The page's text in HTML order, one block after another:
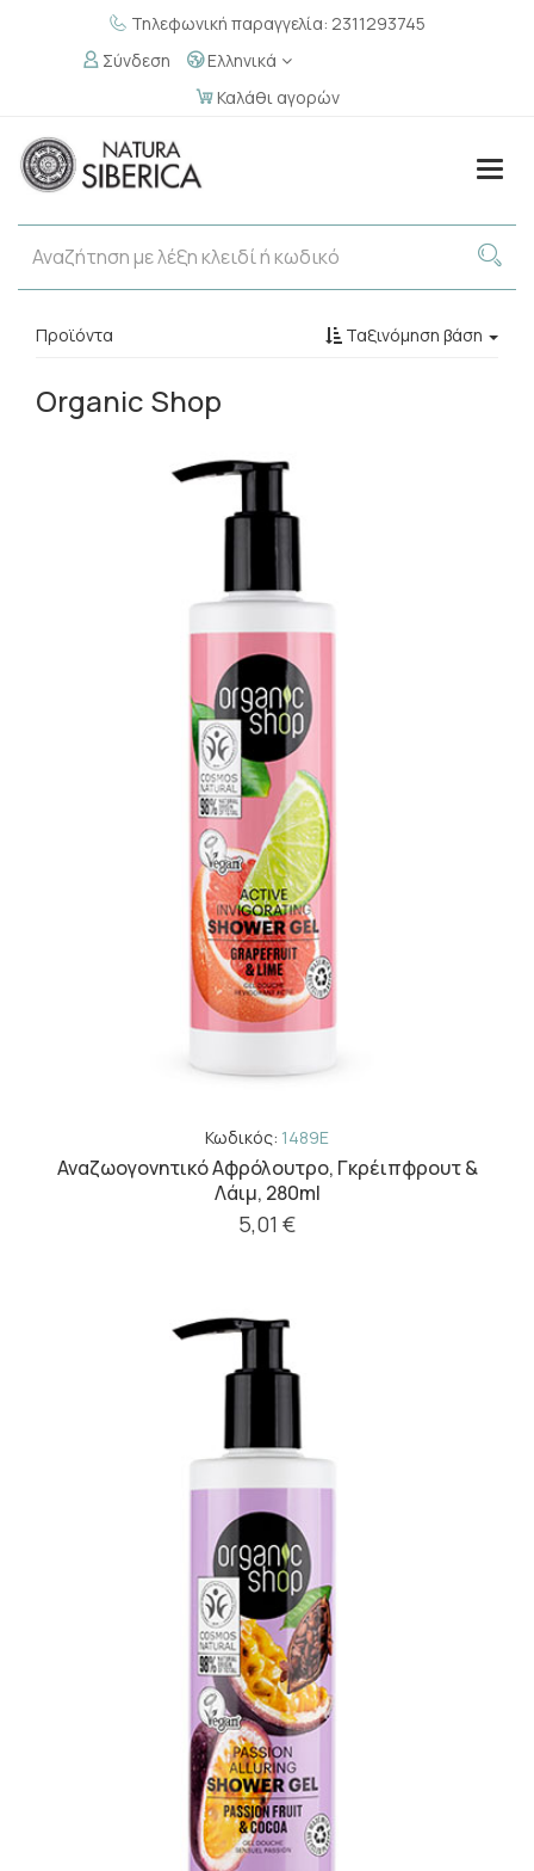
Τηλεφωνική παραγγελία: 2311293745
Σύνδεση
Ελληνικά
Καλάθι αγορών
Προϊόντα Ταξινόμηση βάση
Organic Shop
Κωδικός: 1489E
Αναζωογονητικό Αφρόλουτρο, Γκρέιπφρουτ &
Λάιμ, 280ml
5,01 €